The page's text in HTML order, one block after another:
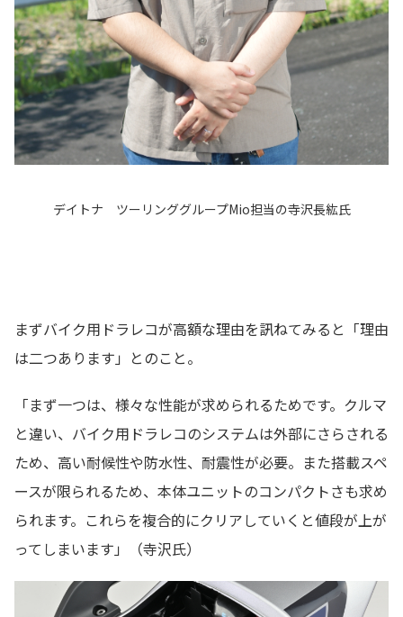
デイトナ ツーリンググループMio担当の寺沢長紘氏
まずバイク用ドラレコが高額な理由を訊ねてみると「理由
は二つあります」とのこと。
「まず一つは、様々な性能が求められるためです。クルマ
と違い、バイク用ドラレコのシステムは外部にさらされる
ため、高い耐候性や防水性、耐震性が必要。また搭載スペ
ースが限られるため、本体ユニットのコンパクトさも求め
られます。これらを複合的にクリアしていくと値段が上が
ってしまいます」（寺沢氏）